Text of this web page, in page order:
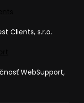
Clients, s.r.o.
WebSupport,